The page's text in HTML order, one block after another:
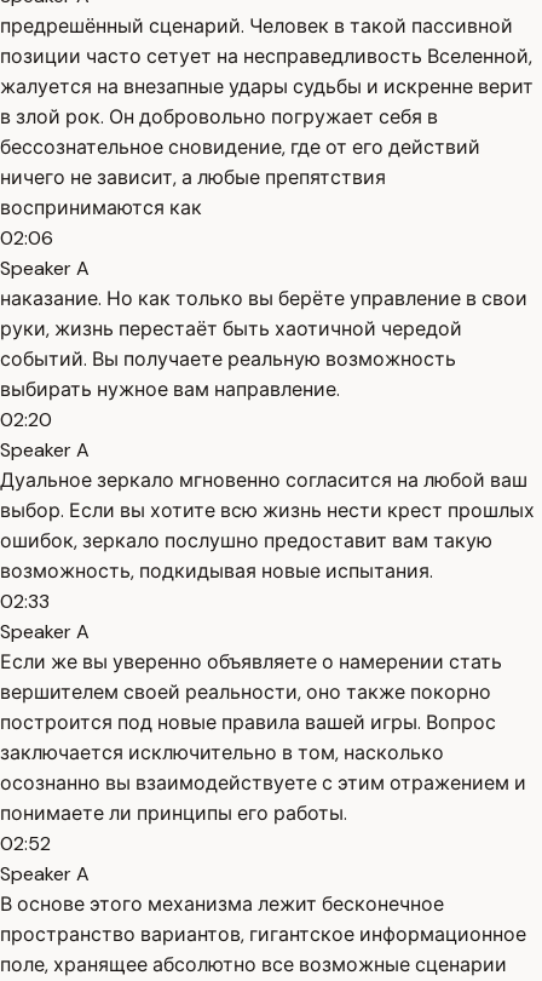
предрешённый сценарий. Человек в такой пассивной
позиции часто сетует на несправедливость Вселенной,
жалуется на внезапные удары судьбы и искренне верит
в злой рок. Он добровольно погружает себя в
бессознательное сновидение, где от его действий
ничего не зависит, а любые препятствия
воспринимаются как
02:06
Speaker A
наказание. Но как только вы берёте управление в свои
руки, жизнь перестаёт быть хаотичной чередой
событий. Вы получаете реальную возможность
выбирать нужное вам направление.
02:20
Speaker A
Дуальное зеркало мгновенно согласится на любой ваш
выбор. Если вы хотите всю жизнь нести крест прошлых
ошибок, зеркало послушно предоставит вам такую
возможность, подкидывая новые испытания.
02:33
Speaker A
Если же вы уверенно объявляете о намерении стать
вершителем своей реальности, оно также покорно
построится под новые правила вашей игры. Вопрос
заключается исключительно в том, насколько
осознанно вы взаимодействуете с этим отражением и
понимаете ли принципы его работы.
02:52
Speaker A
В основе этого механизма лежит бесконечное
пространство вариантов, гигантское информационное
поле, хранящее абсолютно все возможные сценарии